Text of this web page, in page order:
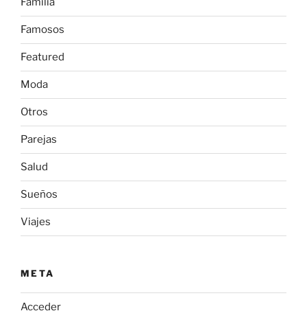
Famosos
Featured
Moda
Otros
Parejas
Salud
Sueños
Viajes
META
Acceder